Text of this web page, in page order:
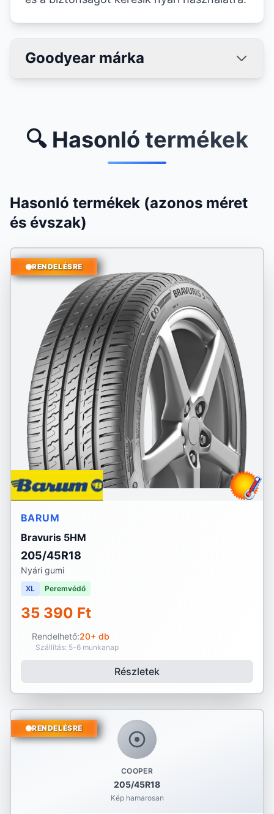
Goodyear márka
🔍 Hasonló termékek
Hasonló termékek (azonos méret
és évszak)
RENDELÉSRE
BARUM
Bravuris 5HM
205/45R18
Nyári gumi
XL Peremvédő
35 390 Ft
Rendelhető:20+ db
Szállítás: 5-6 munkanap
Részletek
COOPER
205/45R18
Kép hamarosan
RENDELÉSRE